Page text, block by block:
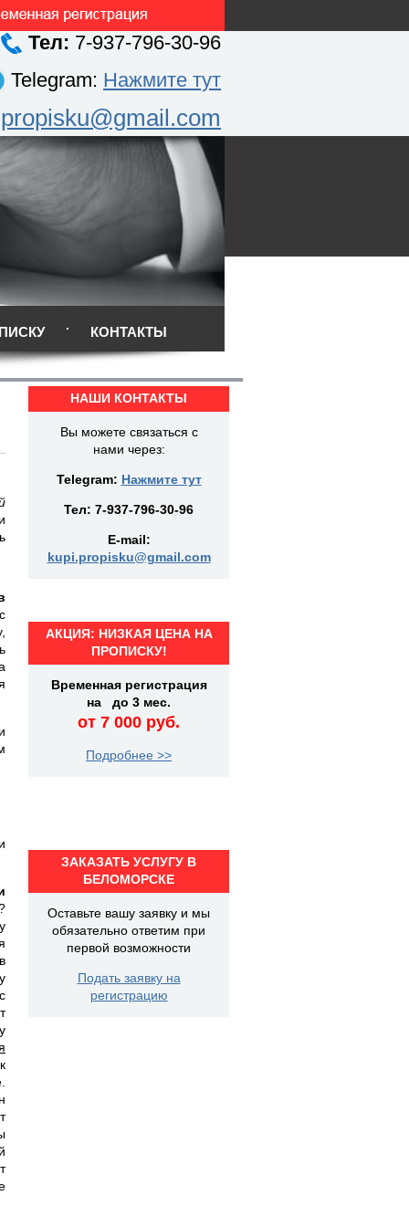
Тел: 7-937-796-30-96
Telegram: Нажмите тут
КОНТАКТЫ
НАШИ КОНТАКТЫ
Вы можете связаться с
нами через:
Telegram: Нажмите тут
Тел: 7-937-796-30-96
E-mail:
kupi.propisku@gmail.com
АКЦИЯ: НИЗКАЯ ЦЕНА НА
ПРОПИСКУ!
Временная регистрация
на до 3 мес.
от 7 000 руб.
Подробнее >>
ЗАКАЗАТЬ УСЛУГУ В
БЕЛОМОРСКЕ
Оставьте вашу заявку и мы
обязательно ответим при
первой возможности
Подать заявку на
регистрацию